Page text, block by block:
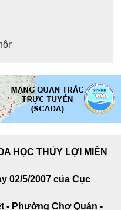
HỌC THỦY LỢI MIỀN
02/5/2007 của Cục
- Phường Chợ Quán -